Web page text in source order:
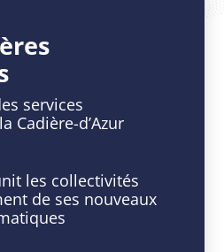
services
Cadière-d’Azur
les collectivités
de ses nouveaux